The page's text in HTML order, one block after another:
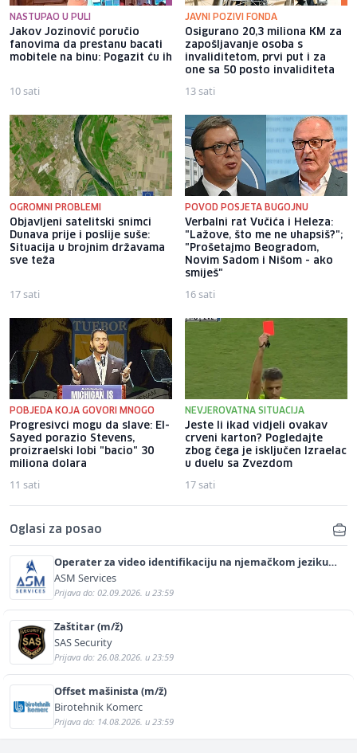
NASTUPAO U PULI
Jakov Jozinović poručio
fanovima da prestanu bacati
mobitele na binu: Pogazit ću ih
10 sati
JAVNI POZIVI FONDA
Osigurano 20,3 miliona KM za
zapošljavanje osoba s
invaliditetom, prvi put i za
one sa 50 posto invaliditeta
13 sati
OGROMNI PROBLEMI
Objavljeni satelitski snimci
Dunava prije i poslije suše:
Situacija u brojnim državama
sve teža
17 sati
POVOD POSJETA BUGOJNU
Verbalni rat Vučića i Heleza:
"Lažove, što me ne uhapsiš?";
"Prošetajmo Beogradom,
Novim Sadom i Nišom - ako
smiješ"
16 sati
POBJEDA KOJA GOVORI MNOGO
Progresivci mogu da slave: El-
Sayed porazio Stevens,
proizraelski lobi "bacio" 30
miliona dolara
11 sati
NEVJEROVATNA SITUACIJA
Jeste li ikad vidjeli ovakav
crveni karton? Pogledajte
zbog čega je isključen Izraelac
u duelu sa Zvezdom
17 sati
Oglasi za posao
Operater za video identifikaciju na njemačkom jeziku
(m/ž)
ASM Services
Prijava do: 02.09.2026. u 23:59
Zaštitar (m/ž)
SAS Security
Prijava do: 26.08.2026. u 23:59
Offset mašinista (m/ž)
Birotehnik Komerc
Prijava do: 14.08.2026. u 23:59